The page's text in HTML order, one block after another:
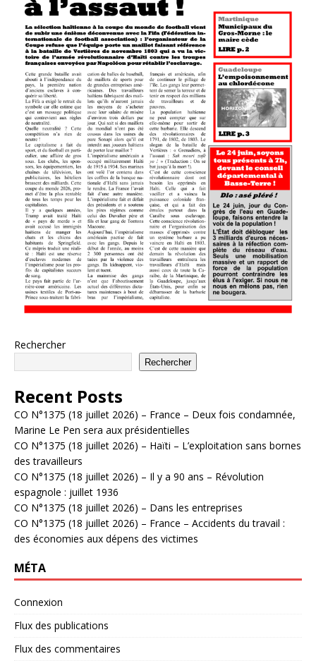
Rechercher
Rechercher
Recent Posts
CO N°1375 (18 juillet 2026) – France – Deux fois condamnée,
Marine Le Pen sera aux présidentielles
CO N°1375 (18 juillet 2026) – Haïti – L’exploitation sans bornes
des travailleurs
CO N°1375 (18 juillet 2026) – Il y a 90 ans – Révolution
espagnole : juillet 1936
CO N°1375 (18 juillet 2026) – Dans les entreprises
CO N°1375 (18 juillet 2026) – France – Accidents du travail :
des économies aux dépens des victimes
MÉTA
Connexion
Flux des publications
Flux des commentaires